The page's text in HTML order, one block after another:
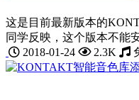
这是目前最新版本的
同学反映，这个版本不能
2018-01-24
2.3K